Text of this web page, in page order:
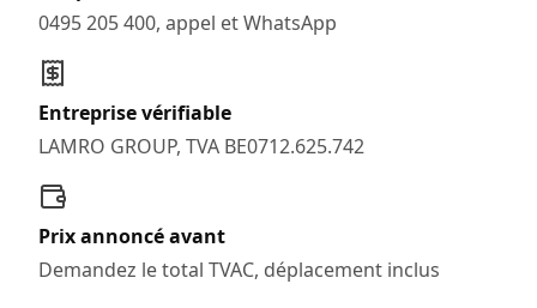
0495 205 400, appel et WhatsApp
Entreprise vérifiable
LAMRO GROUP, TVA BE0712.625.742
Prix annoncé avant
Demandez le total TVAC, déplacement inclus